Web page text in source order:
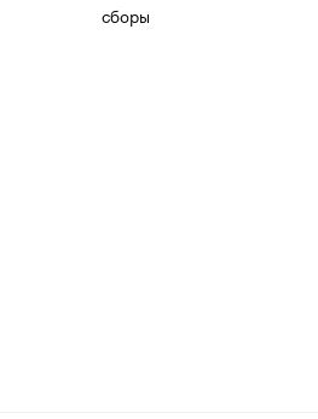
сборы